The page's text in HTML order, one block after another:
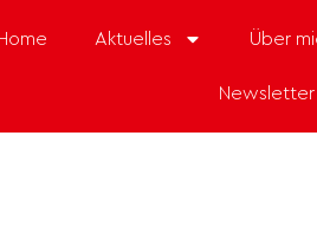
Home Aktuelles Über
Newsletter